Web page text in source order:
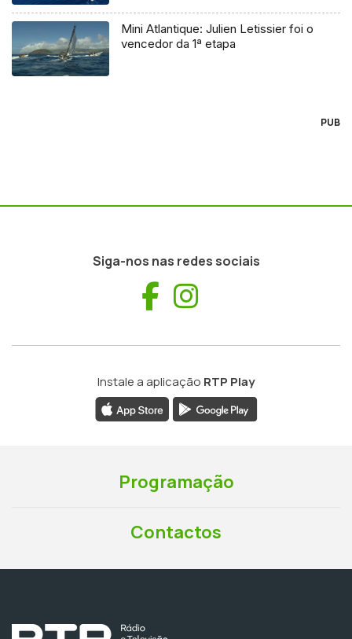
Mini Atlantique: Julien Letissier foi o
vencedor da 1ª etapa
PUB
Siga-nos nas redes sociais
Facebook
Instale a aplicação RTP Play
Programação
Contactos